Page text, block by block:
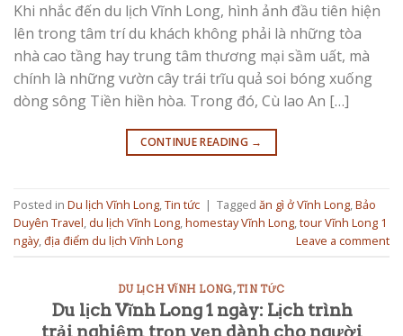
Khi nhắc đến du lịch Vĩnh Long, hình ảnh đầu tiên hiện
lên trong tâm trí du khách không phải là những tòa
nhà cao tầng hay trung tâm thương mại sầm uất, mà
chính là những vườn cây trái trĩu quả soi bóng xuống
dòng sông Tiền hiền hòa. Trong đó, Cù lao An […]
CONTINUE READING →
Posted in Du lịch Vĩnh Long Tin tức | Tagged ăn gì ở Vĩnh Long Bảo
Duyên Travel du lịch Vĩnh Long homestay Vĩnh Long tour Vĩnh Long 1
ngày, địa điểm du lịch Vĩnh Long Leave a comment
DU LỊCH VĨNH LONG,TIN TỨC
Du lịch Vĩnh Long 1 ngày: Lịch trình
trải nghiệm trọn vẹn dành cho người